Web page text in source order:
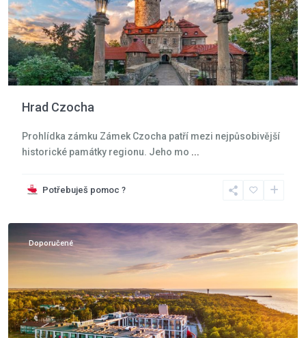
Hrad Czocha
Prohlídka zámku Zámek Czocha patří mezi nejpůsobivější
historické památky regionu. Jeho mo ...
Potřebuješ pomoc ?
Moře,
Doporučené